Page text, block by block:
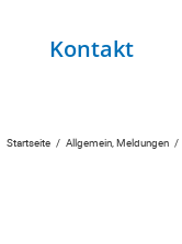
Kontakt
Startseite Allgemein Meldungen